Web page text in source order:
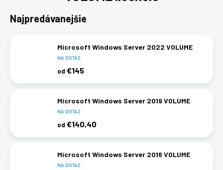
Najpredávanejšie
Microsoft Windows Server 2022 VOLUME
NA DOTAZ
od €145
Microsoft Windows Server 2019 VOLUME
NA DOTAZ
od €140,40
Microsoft Windows Server 2016 VOLUME
NA DOTAZ